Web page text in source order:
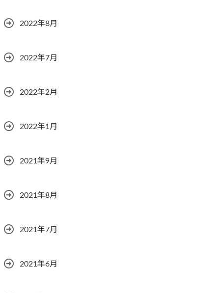
2022年8月
2022年7月
2022年2月
2022年1月
2021年9月
2021年8月
2021年7月
2021年6月